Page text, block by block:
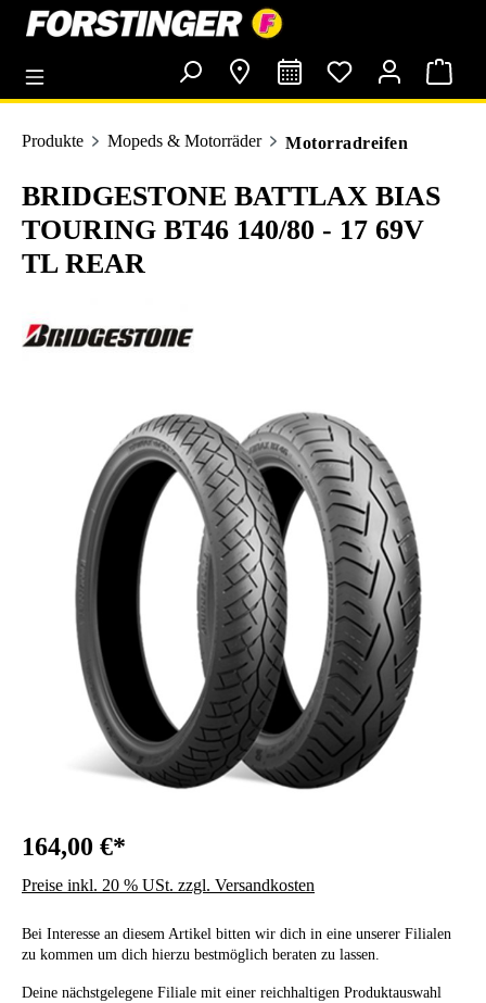
springen
Produkte Mopeds & Motorräder Motorradreifen
BRIDGESTONE BATTLAX BIAS
TOURING BT46 140/80 - 17 69V
TL REAR
164,00 €*
Preise inkl. 20 % USt. zzgl. Versandkosten
Bei Interesse an diesem Artikel bitten wir dich in eine unserer Filialen
zu kommen um dich hierzu bestmöglich beraten zu lassen.
Deine nächstgelegene Filiale mit einer reichhaltigen Produktauswahl